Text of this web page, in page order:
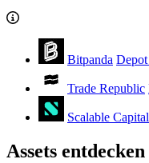
Bitpanda
Trade Republic
Scalable Capital
Assets entdecken